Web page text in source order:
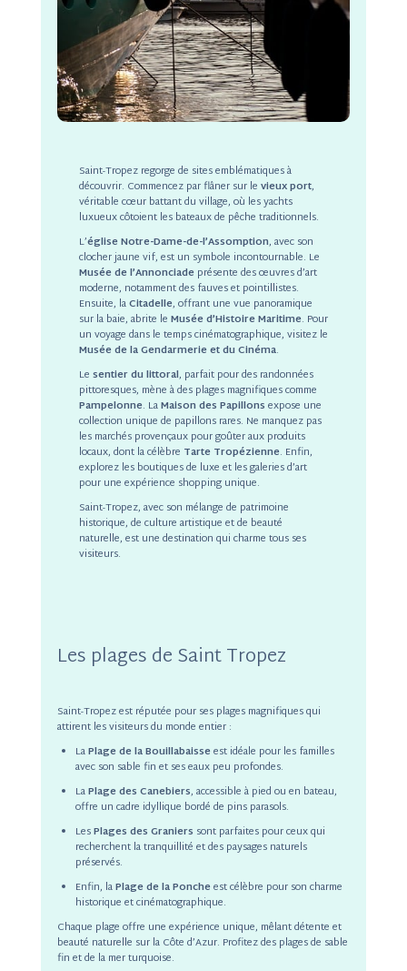
Saint-Tropez regorge de sites emblématiques à
découvrir. Commencez par flâner sur le vieux port,
véritable cœur battant du village, où les yachts
luxueux côtoient les bateaux de pêche traditionnels.
L’église Notre-Dame-de-l’Assomption, avec son
clocher jaune vif, est un symbole incontournable. Le
Musée de l’Annonciadeprésente des œuvres d’art
moderne, notamment des fauves et pointillistes.
Ensuite, laCitadelle, offrant une vue panoramique
sur la baie, abrite le Musée d’Histoire Maritime. Pour
un voyage dans le temps cinématographique, visitez le
Musée de la Gendarmerie et du Cinéma.
Le sentier du littoral, parfait pour des randonnées
pittoresques, mène à des plages magnifiques comme
Pampelonne. LaMaison des Papillons expose une
collection unique de papillons rares. Ne manquez pas
les marchés provençaux pour goûter aux produits
locaux, dont la célèbre Tarte Tropézienne. Enfin,
explorez les boutiques de luxe et les galeries d’art
pour une expérience shopping unique.
Saint-Tropez, avec son mélange de patrimoine
historique, de culture artistique et de beauté
naturelle, est une destination qui charme tous ses
visiteurs.
Les plages de Saint Tropez
Saint-Tropez est réputée pour ses plages magnifiques qui
attirent les visiteurs du monde entier :
LaPlage de la Bouillabaisseest idéale pour les familles
avec son sable fin et ses eaux peu profondes.
LaPlage des Canebiers, accessible à pied ou en bateau,
offre un cadre idyllique bordé de pins parasols.
LesPlages des Graniers sont parfaites pour ceux qui
recherchent la tranquillité et des paysages naturels
préservés.
Enfin, laPlage de la Poncheest célèbre pour son charme
historique et cinématographique.
Chaque plage offre une expérience unique, mêlant détente et
beauté naturelle sur la Côte d’Azur. Profitez des plages de sable
fin et de la mer turquoise.